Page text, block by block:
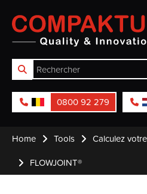
Compaktuna
0800 92 279
Home Tools
Calculez
FLOWJOINT®